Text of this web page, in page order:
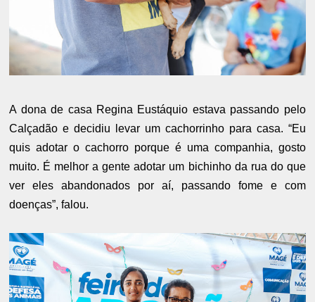
A dona de casa Regina Eustáquio estava passando pelo
Calçadão e decidiu levar um cachorrinho para casa. “Eu
quis adotar o cachorro porque é uma companhia, gosto
muito. É melhor a gente adotar um bichinho da rua do que
ver eles abandonados por aí, passando fome e com
doenças”, falou.